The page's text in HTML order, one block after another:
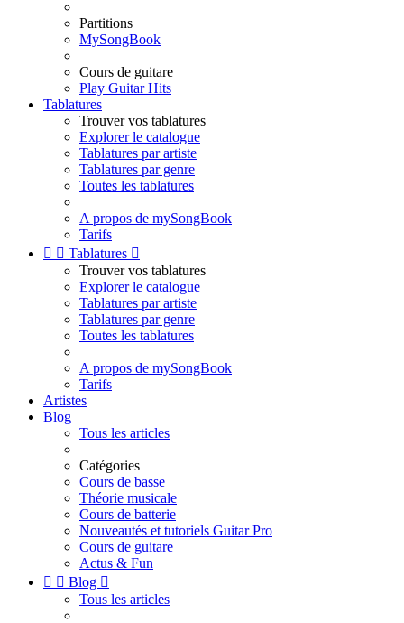
Partitions
MySongBook
Cours de guitare
Play Guitar Hits
Tablatures
Trouver vos tablatures
Explorer le catalogue
Tablatures par artiste
Tablatures par genre
Toutes les tablatures
A propos de mySongBook
Tarifs
  Tablatures 
Trouver vos tablatures
Explorer le catalogue
Tablatures par artiste
Tablatures par genre
Toutes les tablatures
A propos de mySongBook
Tarifs
Artistes
Blog
Tous les articles
Catégories
Cours de basse
Théorie musicale
Cours de batterie
Nouveautés et tutoriels Guitar Pro
Cours de guitare
Actus & Fun
  Blog 
Tous les articles